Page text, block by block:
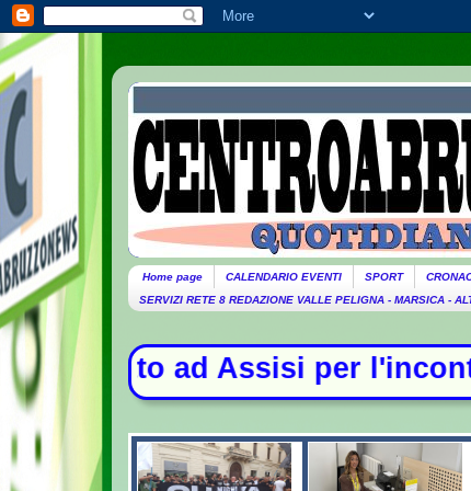
Home page CALENDARIO EVENTI SPORT
SERVIZI RETE 8 REDAZIONE VALLE PELIGNA - MARSICA -
l'incontro con i